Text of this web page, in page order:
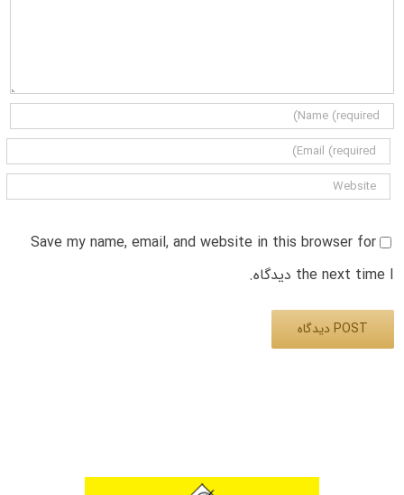
Save my name, email, and website in this browser for
the next time I دیدگاه.